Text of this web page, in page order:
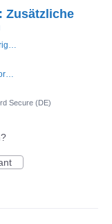
Zusätzliche
pws-formularwechsel-original.png
pws-formularwechsel-vorschlag.png
Secure (DE)